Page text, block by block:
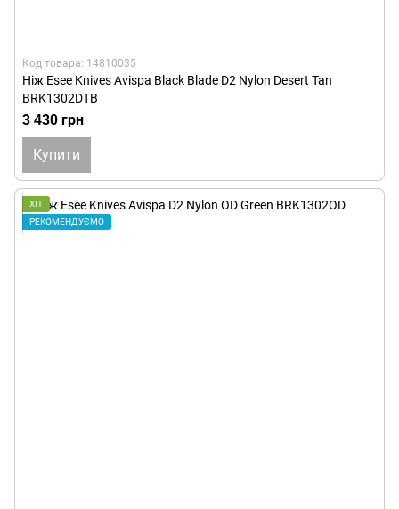
Код товара: 14810035
Ніж Esee Knives Avispa Black Blade D2 Nylon Desert Tan
BRK1302DTB
3 430 грн
Купити
ХІТ
РЕКОМЕНДУЄМО